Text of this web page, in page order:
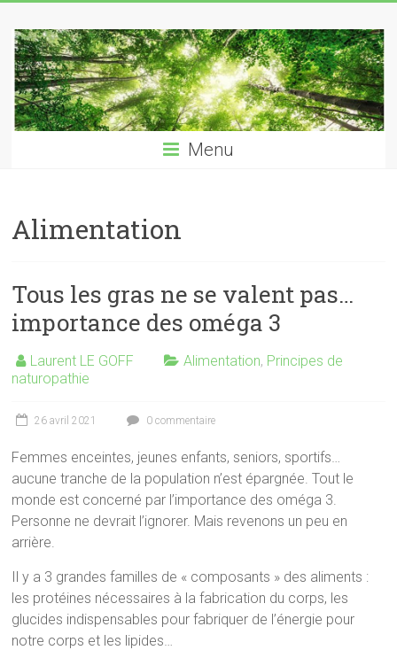
content
Laurent
LE
GOFF
naturopatheMenu
Alimentation
Tous les gras ne se valent pas…
importance des oméga 3
Laurent LE GOFF Alimentation, Principes de
naturopathie
26 avril 2021 0 commentaire
Femmes enceintes, jeunes enfants, seniors, sportifs…
aucune tranche de la population n’est épargnée. Tout le
monde est concerné par l’importance des oméga 3.
Personne ne devrait l’ignorer. Mais revenons un peu en
arrière.
Il y a 3 grandes familles de « composants » des aliments :
les protéines nécessaires à la fabrication du corps, les
glucides indispensables pour fabriquer de l’énergie pour
notre corps et les lipides…